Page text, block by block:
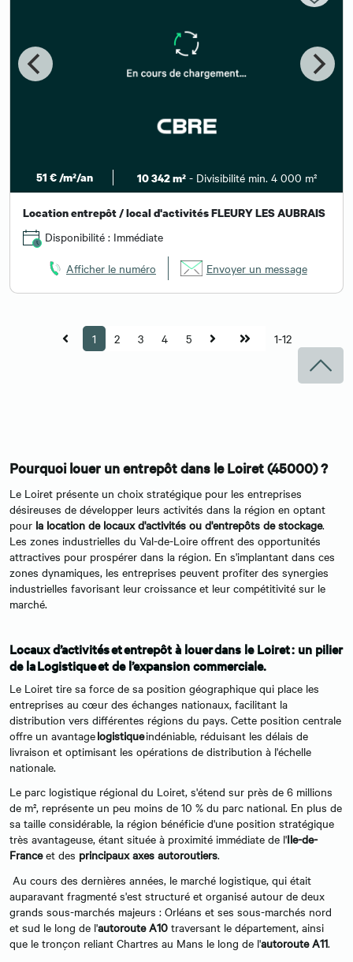
51 € /m²/an 10 342 m² - Divisibilité min. 4 000 m²
Location entrepôt / local d'activités FLEURY LES AUBRAIS
Disponibilité : Immédiate
Afficher le numéro Envoyer un message
1 2 3 4 5 1-12
Pourquoi louer un entrepôt dans le Loiret (45000) ?
Le Loiret présente un choix stratégique pour les entreprises
désireuses de développer leurs activités dans la région en optant
pour la location de locaux d'activités ou d'entrepôts de stockage.
Les zones industrielles du Val-de-Loire offrent des opportunités
attractives pour prospérer dans la région. En s'implantant dans ces
zones dynamiques, les entreprises peuvent profiter des synergies
industrielles favorisant leur croissance et leur compétitivité sur le
marché.
Locaux d’activités et entrepôt à louer dans le Loiret : un pilier
de la Logistique et de l’expansion commerciale.
Le Loiret tire sa force de sa position géographique qui place les
entreprises au cœur des échanges nationaux, facilitant la
distribution vers différentes régions du pays. Cette position centrale
offre un avantagelogistiqueindéniable, réduisant les délais de
livraison et optimisant les opérations de distribution à l'échelle
nationale.
Le parc logistique régional du Loiret, s'étend sur près de 6 millions
de m², représente un peu moins de 10 % du parc national. En plus de
sa taille considérable, la région bénéficie d'une position stratégique
très avantageuse, étant située à proximité immédiate de l'Ile-de-
Franceet des principaux axes autoroutiers.
Au cours des dernières années, le marché logistique, qui était
auparavant fragmenté s'est structuré et organisé autour de deux
grands sous-marchés majeurs : Orléans et ses sous-marchés nord
et sud le long de l'autoroute A10 traversant le département, ainsi
que le tronçon reliant Chartres au Mans le long de l'autoroute A11.